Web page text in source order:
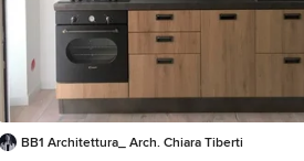
BB1 Architettura_ Arch. Chiara Tiberti